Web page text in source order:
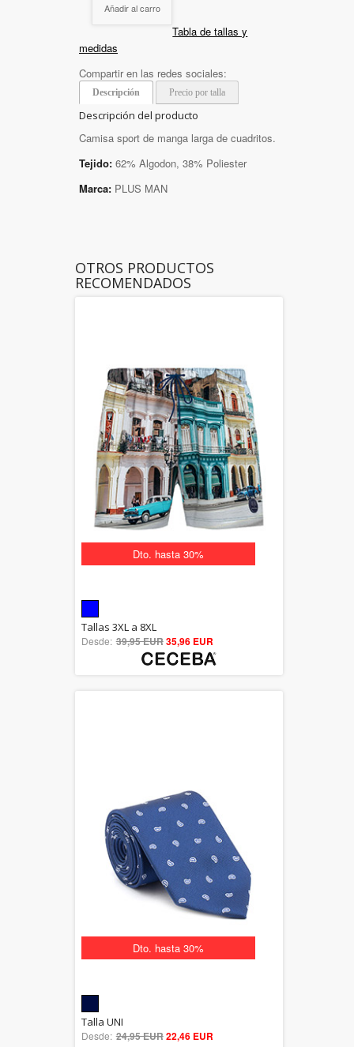
Añadir al carro
Tabla de tallas y
medidas
Compartir en las redes sociales:
Descripción Precio por talla
Descripción del producto
Camisa sport de manga larga de cuadritos.
Tejido: 62% Algodon, 38% Poliester
Marca: PLUS MAN
OTROS PRODUCTOS
RECOMENDADOS
Dto. hasta 30%
5.00
out of 5
Tallas 3XL a 8XL
Desde: 39,95 EUR35,96 EUR
Dto. hasta 30%
out of 5
Talla UNI
Desde: 24,95 EUR22,46 EUR